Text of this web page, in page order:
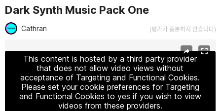
Dark Synth Music Pack One
Cathran (평가가 충분하지 않습니다)
This content is hosted by a third party provider
that does not allow video views without
acceptance of Targeting and Functional Cookies.
Please set your cookie preferences for Targeting
and Functional Cookies to yes if you wish to view
videos from these providers.